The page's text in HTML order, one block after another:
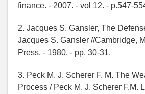
finance. - 2007. - vol 12. - p.547-
2. Jacques S. Gansler, The
Jacques S. Gansler //Cambridge,
Press. - 1980. - pp. 30-31.
3. Peck M. J. Scherer F. M. The
Process / Peck M. J. Scherer F.M.